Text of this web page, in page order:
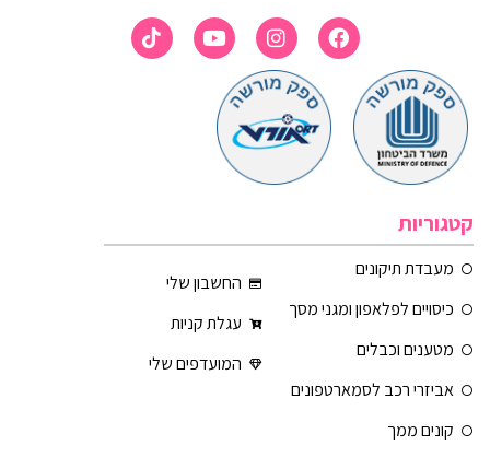
קטגוריות
מעבדת תיקונים
כיסויים לפלאפון ומגני מסך
מטענים וכבלים
אביזרי רכב לסמארטפונים
קונים ממך
החשבון שלי
עגלת קניות
המועדפים שלי